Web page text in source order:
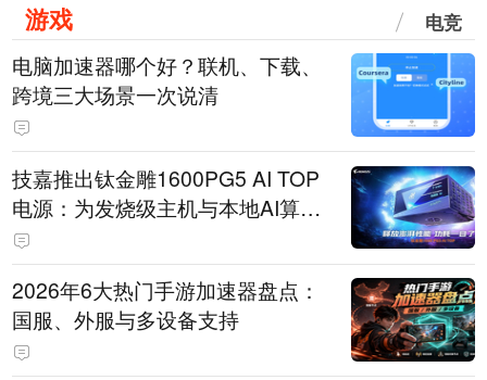
游戏 电竞
电脑加速器哪个好？联机、下载、
跨境三大场景一次说清
技嘉推出钛金雕1600PG5 AI TOP
电源：为发烧级主机与本地AI算力
打造旗舰供电方案
2026年6大热门手游加速器盘点：
国服、外服与多设备支持